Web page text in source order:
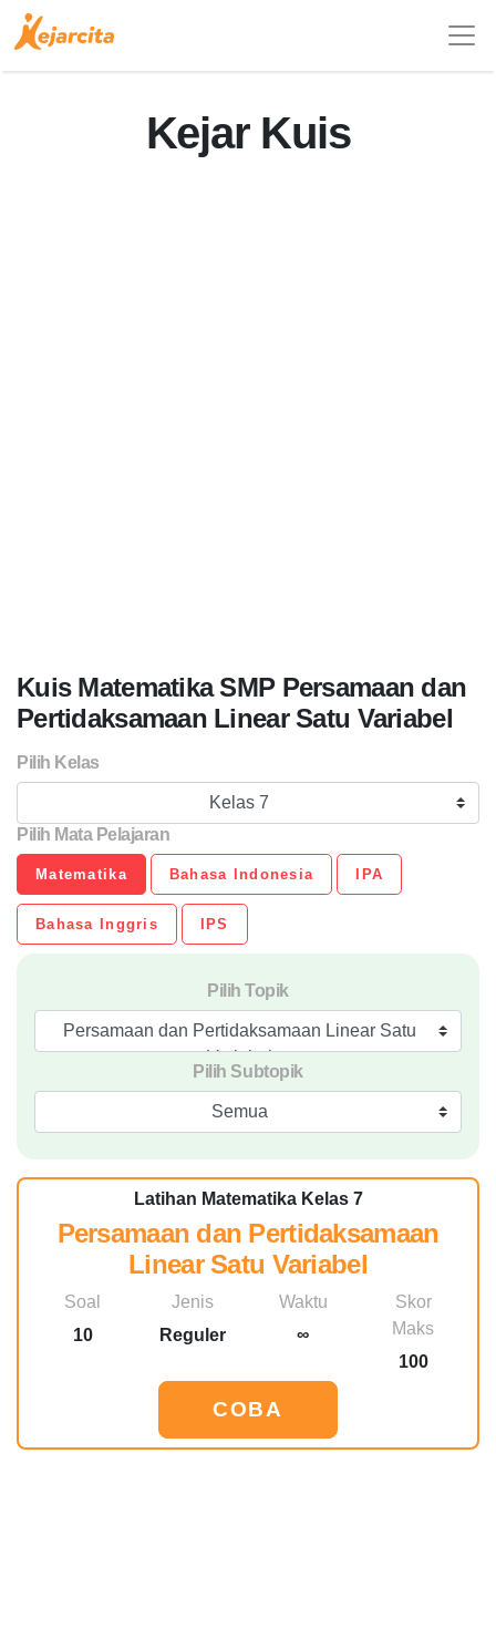
Kejar Kuis
Kuis Matematika SMP Persamaan dan
Pertidaksamaan Linear Satu Variabel
Pilih Kelas
Kelas 7
Pilih Mata Pelajaran
Matematika Bahasa Indonesia IPA
Bahasa Inggris IPS
Pilih Topik
Persamaan dan Pertidaksamaan Linear Satu
Variabel
Pilih Subtopik
Semua
Latihan Matematika Kelas 7
Persamaan dan Pertidaksamaan
Linear Satu Variabel
Soal
10
Jenis
Reguler
Waktu
∞
Skor
Maks
100
COBA